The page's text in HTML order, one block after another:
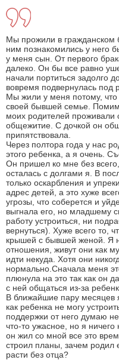
причины
(бесплатно)
Мы прожили в гражданском
ним познакомились у него
у меня сын. От первого
далеко. Он бы все равно
начали портиться задолго
вовремя подвернулась под
Мы жили у меня потому, что
своей бывшей семье.
моих родителей проживали
общежитие. С дочкой он
припятствовала.
Через полтора года у нас
этого ребенка, а я очень.
Он пришел ко мне без
осталась с долгами я. В
только оскарбления и
адрес детей, а это хуже
угрозы, что соберется и
выгнала его, но младшему
работу устроиться, ни
вернуться). Хуже всего то,
крышей с бывшей женой. Я
отношения, живут они как
идти некуда. Хотя они
нормально.Сначала меня
плюнула на это так как он
с ней общаться из-за
В ближайшие пару месяцев
как ребенка не могу
поддержки от него думаю
что-то ужасное, но я
он жил со мной все это
строил планы, зачем родил
расти без отца?